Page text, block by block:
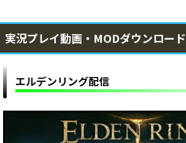
実況プレイ動画・MODダウンロード
エルデンリング配信